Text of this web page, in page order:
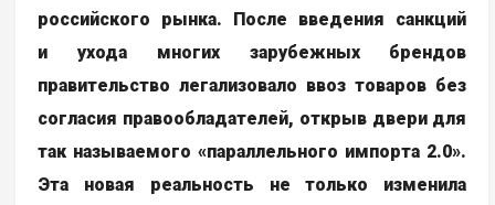
российского рынка. После введения санкций
и ухода многих зарубежных брендов
правительство легализовало ввоз товаров без
согласия правообладателей, открыв двери для
так называемого «параллельного импорта 2.0».
Эта новая реальность не только изменила